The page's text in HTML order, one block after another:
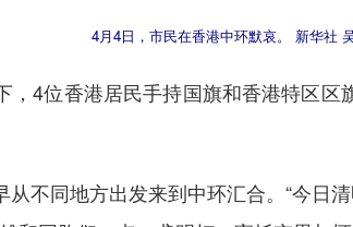
4月4日，市民在香港中环默哀。 新华社
位香港居民手持国旗和香港特区区
同地方出发来到中环汇合。“今日